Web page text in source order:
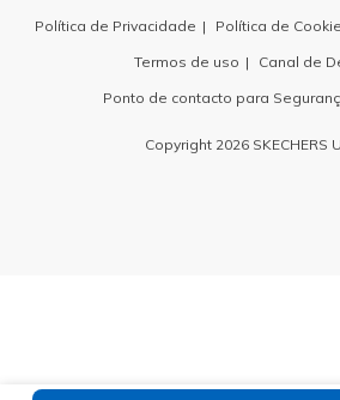
Política de Privacidade Política de
Termos de uso
Canal de
Ponto de contacto para
Copyright 2026 SKECHERS